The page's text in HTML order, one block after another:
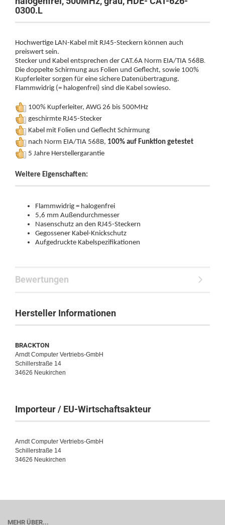
0300.L
Hochwertige LAN-Kabel mit RJ45-Steckern können auch
preiswert sein.
Stecker und Kabel entsprechen der CAT.6A Norm EIA/TIA 568B.
Die doppelte Schirmung aus Folien und Geflecht, sowie 100%
Kupferleiter sorgen für eine sichere Datenübertragung.
Flammwidrig (= halogenfrei) sind die Kabel sowieso.
100% Kupferleiter, AWG 26 bis 500MHz
geschirmte RJ45-Stecker
Kabel mit Folien und Geflecht Schirmung
nach Norm EIA/TIA 568B, 100% auf Funktion getestet
5 Jahre Herstellergarantie
Weitere Eigenschaften:
Flammwidrig = halogenfrei
5,6 mm Außendurchmesser
Nasenschutz an den RJ45-Steckern
Gegossener Kabel-Knickschutz
Aufgedruckte Kabelspezifikationen
Bewertungen
Hersteller Informationen
BRACKTON
Arndt Computer Vertriebs-GmbH
Schillerstraße 14
34626 Neukirchen
Importeur / EU-Wirtschaftsakteur
Arndt Computer Vertriebs-GmbH
Schillerstraße 14
34626 Neukirchen
MEHR ÜBER...